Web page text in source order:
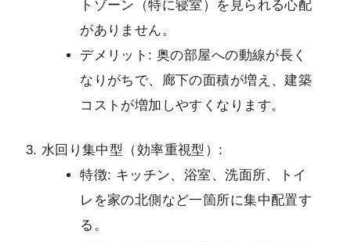
トゾーン（特に寝室）を見られる心配
がありません。
デメリット: 奥の部屋への動線が長く
なりがちで、廊下の面積が増え、建築
コストが増加しやすくなります。
水回り集中型（効率重視型）:
特徴: キッチン、浴室、洗面所、トイ
レを家の北側など一箇所に集中配置す
る。